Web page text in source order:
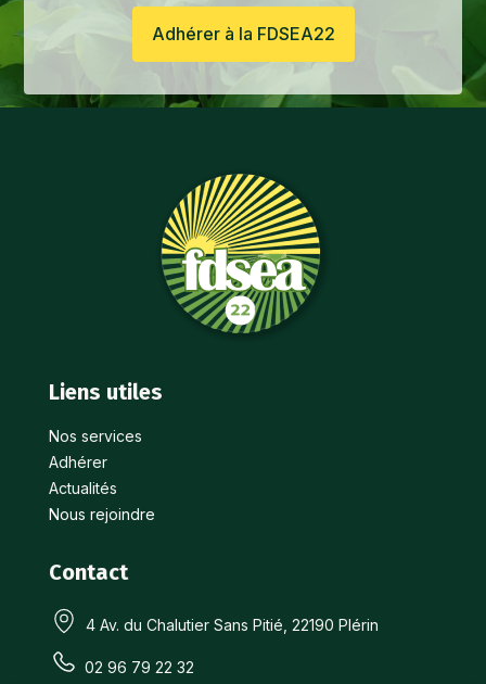
Adhérer à la FDSEA22
Liens utiles
Nos services
Adhérer
Actualités
Nous rejoindre
Contact
4 Av. du Chalutier Sans Pitié, 22190 Plérin
02 96 79 22 32